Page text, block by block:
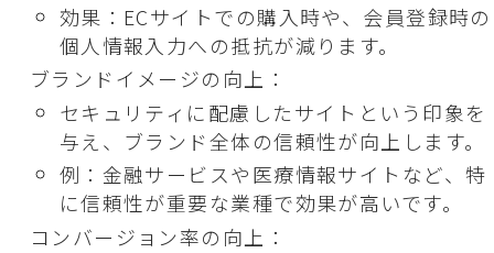
効果：ECサイトでの購入時や、会員登録時の
個人情報入力への抵抗が減ります。
ブランドイメージの向上：
セキュリティに配慮したサイトという印象を
与え、ブランド全体の信頼性が向上します。
例：金融サービスや医療情報サイトなど、特
に信頼性が重要な業種で効果が高いです。
コンバージョン率の向上：